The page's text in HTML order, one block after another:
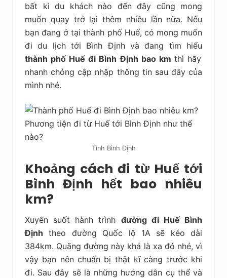
bất kì du khách nào đến đây cũng mong
muốn quay trở lại thêm nhiều lần nữa. Nếu
bạn đang ở tại thành phố Huế, có mong muốn
đi du lịch tới Bình Định và đang tìm hiểu
thành phố Huế đi Bình Định bao km thì hãy
nhanh chóng cập nhập thông tin sau đây của
mình nhé.
Tỉnh Bình Định
Khoảng cách đi từ Huế tới
Bình Định hết bao nhiêu
km?
Xuyên suốt hành trình đường đi Huế Bình
Định theo đường Quốc lộ 1A sẽ kéo dài
384km. Quãng đường này khá là xa đó nhé, vì
vậy bạn nên chuẩn bị thật kĩ càng trước khi
đi. Sau đây sẽ là những hướng dẫn cụ thể và